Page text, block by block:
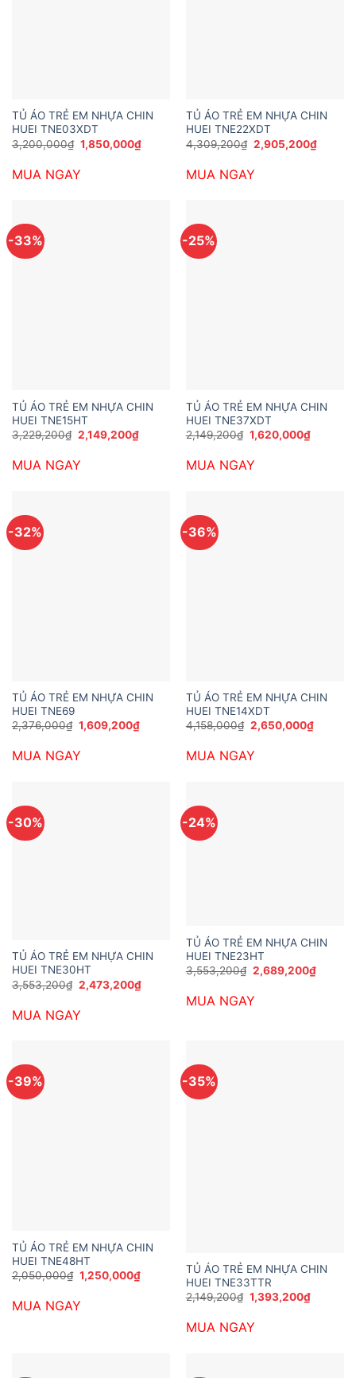
TỦ ÁO TRẺ EM NHỰA CHIN
HUEI TNE03XDT
3,200,000₫ Giá
gốc
3,200,000₫.
1,850,000₫Giá
hiện
MUA NGAY
TỦ ÁO TRẺ EM NHỰA CHIN
HUEI TNE22XDT
4,309,200₫ Giá
gốc
4,309,200₫.
2,905,200₫Giá
hiện
MUA NGAY
-33%
TỦ ÁO TRẺ EM NHỰA CHIN
HUEI TNE15HT
3,229,200₫ Giá
gốc
3,229,200₫.
2,149,200₫Giá
hiện
MUA NGAY
-25%
TỦ ÁO TRẺ EM NHỰA CHIN
HUEI TNE37XDT
2,149,200₫ Giá
gốc
2,149,200₫.
1,620,000₫Giá
hiện
MUA NGAY
-32%
TỦ ÁO TRẺ EM NHỰA CHIN
HUEI TNE69
2,376,000₫ Giá
gốc
2,376,000₫.
1,609,200₫Giá
hiện
MUA NGAY
-36%
TỦ ÁO TRẺ EM NHỰA CHIN
HUEI TNE14XDT
4,158,000₫ Giá
gốc
4,158,000₫.
2,650,000₫Giá
hiện
MUA NGAY
-30%
TỦ ÁO TRẺ EM NHỰA CHIN
HUEI TNE30HT
3,553,200₫ Giá
gốc
3,553,200₫.
2,473,200₫Giá
hiện
MUA NGAY
-24%
TỦ ÁO TRẺ EM NHỰA CHIN
HUEI TNE23HT
3,553,200₫ Giá
gốc
3,553,200₫.
2,689,200₫Giá
hiện
MUA NGAY
-39%
TỦ ÁO TRẺ EM NHỰA CHIN
HUEI TNE48HT
2,050,000₫ Giá
gốc
2,050,000₫.
1,250,000₫Giá
hiện
MUA NGAY
-35%
TỦ ÁO TRẺ EM NHỰA CHIN
HUEI TNE33TTR
2,149,200₫ Giá
gốc
2,149,200₫.
1,393,200₫Giá
hiện
MUA NGAY